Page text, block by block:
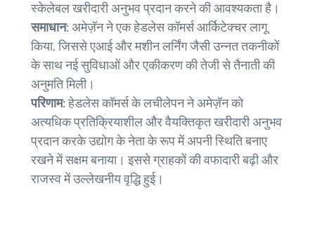
स्केलेबल खरीदारी अनुभव प्रदान करने की आवश्यकता है।
समाधान: अमेज़ॅन ने एक हेडलेस कॉमर्स आर्किटेक्चर लागू
किया, जिससे एआई और मशीन लर्निंग जैसी उन्नत तकनीकों
के साथ नई सुविधाओं और एकीकरण की तेजी से तैनाती की
अनुमति मिली।
परिणाम:हेडलेस कॉमर्स के लचीलेपन ने अमेज़ॅन को
अत्यधिक प्रतिक्रियाशील और वैयक्तिकृत खरीदारी अनुभव
प्रदान करके उद्योग के नेता के रूप में अपनी स्थिति बनाए
रखने में सक्षम बनाया। इससे ग्राहकों की वफादारी बढ़ी और
राजस्व में उल्लेखनीय वृद्धि हुई।